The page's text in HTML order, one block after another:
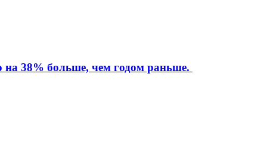
на 38% больше, чем годом раньше.